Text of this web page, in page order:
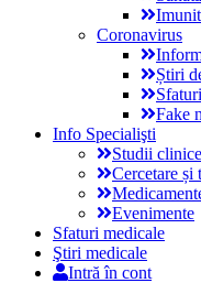
Coronavirus
Știri
Fake
Info Specialişti
Studii clinice
Cercetare și
Evenimente
Sfaturi medicale
Ştiri medicale
Intră în cont